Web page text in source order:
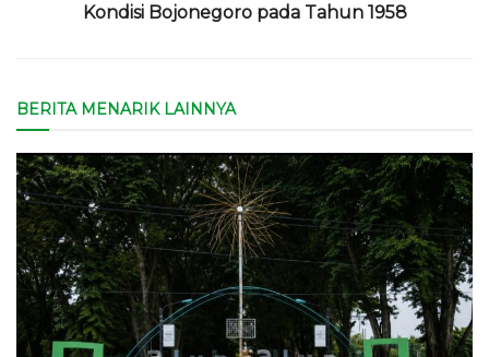
Kondisi Bojonegoro pada Tahun 1958
BERITA MENARIK LAINNYA